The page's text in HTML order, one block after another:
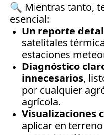
🔍 Mientras tanto,
esencial:
Un reporte
satelitales
estaciones
Diagnóstico
innecesarios,
por cualquier
agrícola.
Visualizaciones
aplicar en